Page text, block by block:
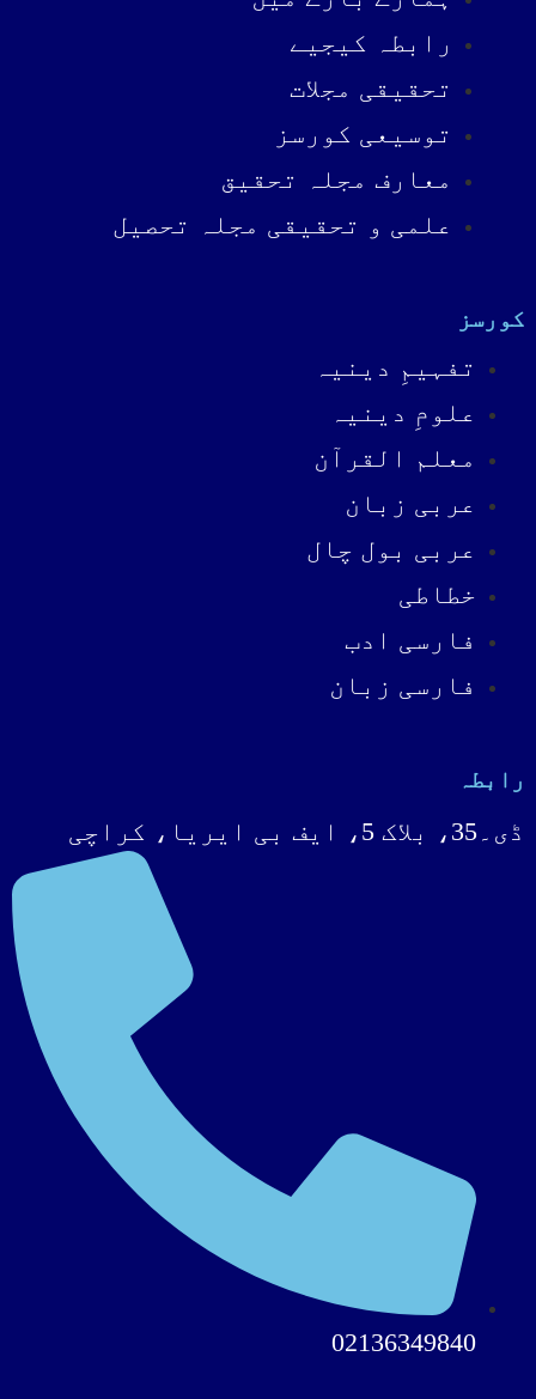
رابطہ کیجیے
تحقیقی مجلات
توسیعی کورسز
معارف مجلہ تحقیق
علمی و تحقیقی مجلہ تحصیل
کورسز
تفہیمِ دینیہ
علومِ دینیہ
معلم القرآن
عربی زبان
عربی بول چال
خطاطی
فارسی ادب
فارسی زبان
رابطہ
ڈی۔35، بلاک 5، ایف بی ایریا، کراچی
02136349840